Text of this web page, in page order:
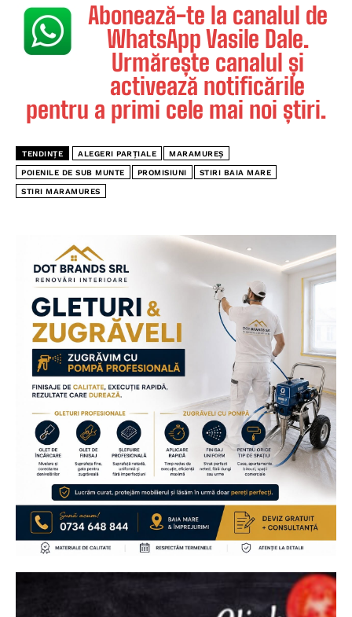
Abonează-te la canalul de
WhatsApp Vasile Dale.
Urmărește canalul și
activează notificările
pentru a primi cele mai noi știri.
TENDINȚE ALEGERI PARȚIALE MARAMUREȘ
POIENILE DE SUB MUNTE PROMISIUNI STIRI BAIA MARE
STIRI MARAMURES